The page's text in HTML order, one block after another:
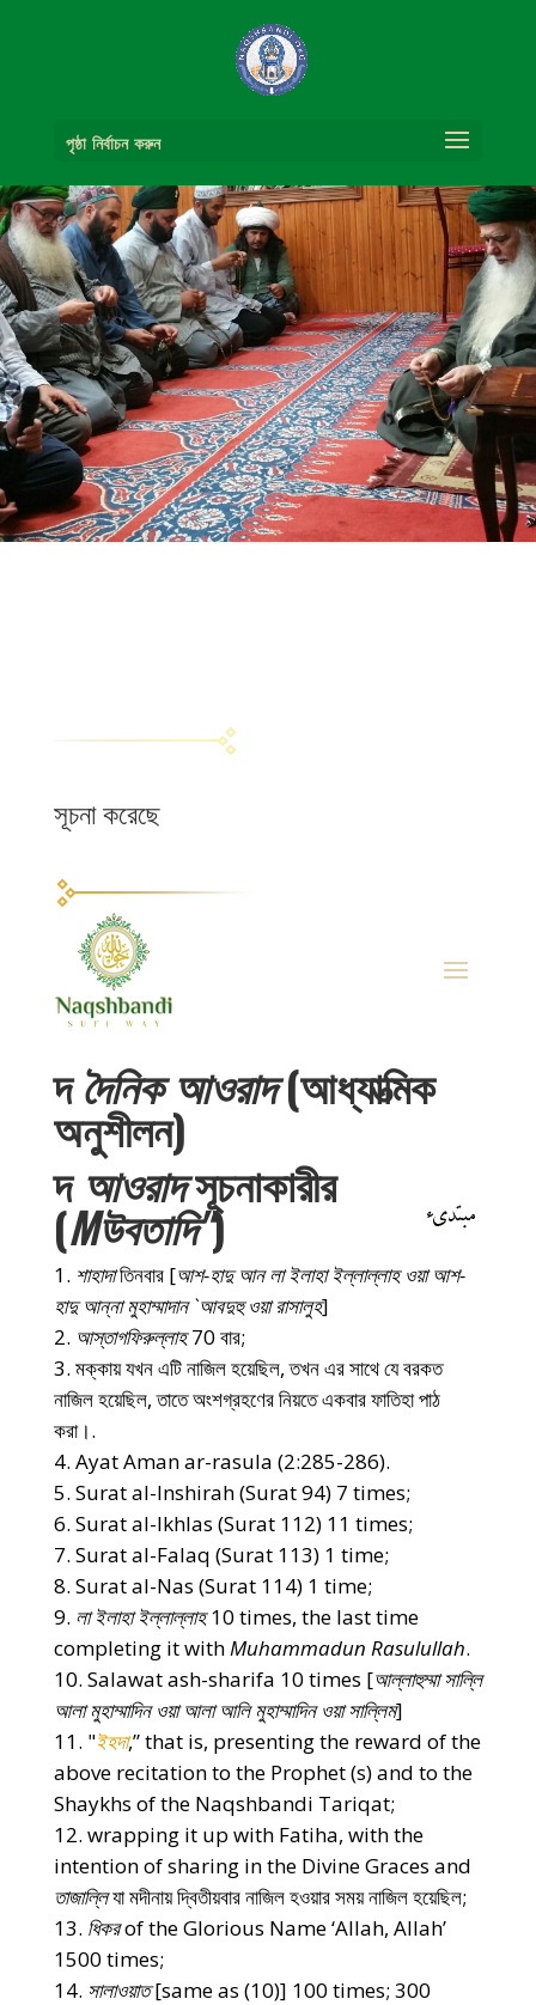
পৃষ্ঠা নির্বাচন করুন
সূচনা করেছে
দদৈনিক আওরাদ(আধ্যাত্মিক
অনুশীলন)
দআওরাদসূচনাকারীর
(Mউবতাদি'‘)
শাহাদাতিনবার [আশ-হাদু আন লা ইলাহা ইল্লাল্লাহ ওয়া আশ-
হাদু আন্না মুহাম্মাদান `আবদুহু ওয়া রাসালুহ]
আস্তাগফিরুল্লাহ70 বার;
মক্কায় যখন এটি নাজিল হয়েছিল, তখন এর সাথে যে বরকত
নাজিল হয়েছিল, তাতে অংশগ্রহণের নিয়তে একবার ফাতিহা পাঠ
করা।.
Ayat Aman ar-rasula (2:285-286).
Surat al-Inshirah (Surat 94) 7 times;
Surat al-Ikhlas (Surat 112) 11 times;
Surat al-Falaq (Surat 113) 1 time;
Surat al-Nas (Surat 114) 1 time;
লা ইলাহা ইল্লাল্লাহ10 times, the last time
completing it withMuhammadun Rasulullah.
Salawat ash-sharifa 10 times [আল্লাহুম্মা সাল্লি
আলা মুহাম্মাদিন ওয়া আলা আলি মুহাম্মাদিন ওয়া সাল্লিম]
"ইহদা,” that is, presenting the reward of the
above recitation to the Prophet (s) and to the
Shaykhs of the Naqshbandi Tariqat;
wrapping it up with Fatiha, with the
intention of sharing in the Divine Graces and
তাজাল্লিযা মদীনায় দ্বিতীয়বার নাজিল হওয়ার সময় নাজিল হয়েছিল;
ধিকরof the Glorious Name ‘Allah, Allah’
1500 times;
সালাওয়াত[same as (10)] 100 times; 300